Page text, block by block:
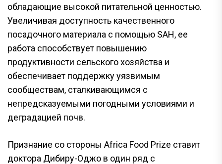
обладающие высокой питательной ценностью.
Увеличивая доступность качественного
посадочного материала с помощью SAH, ее
работа способствует повышению
продуктивности сельского хозяйства и
обеспечивает поддержку уязвимым
сообществам, сталкивающимся с
непредсказуемыми погодными условиями и
деградацией почв.
Признание со стороны Africa Food Prize ставит
доктора Дибиру-Оджо в один ряд с